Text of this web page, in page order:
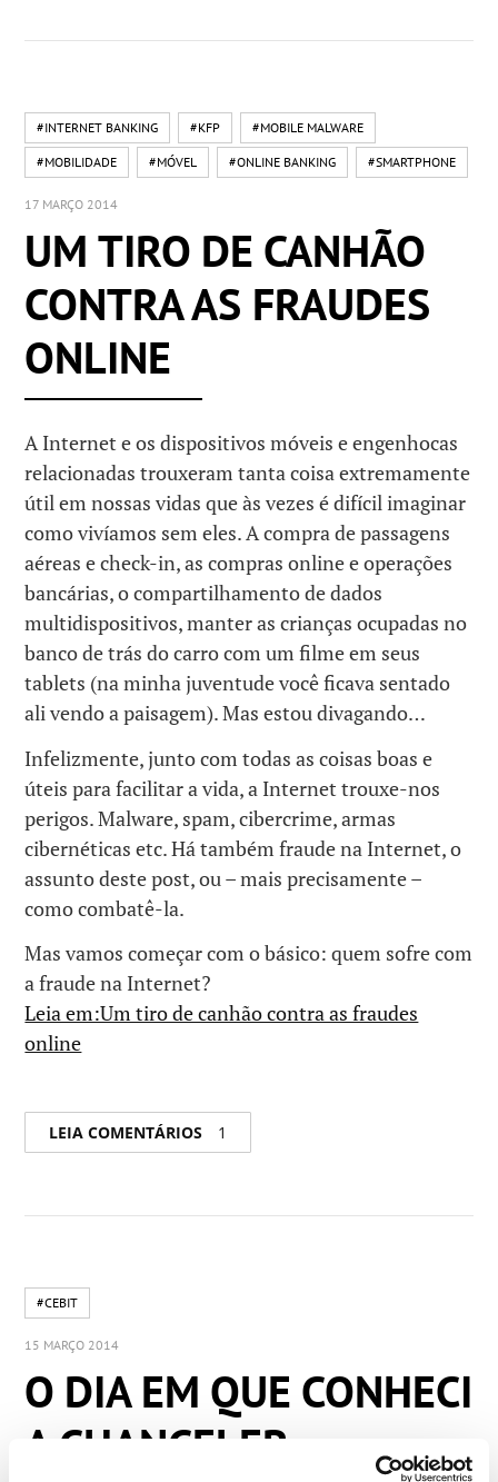
#INTERNET BANKING #KFP #MOBILE MALWARE
#MOBILIDADE #MÓVEL #ONLINE BANKING #SMARTPHONE
17 MARÇO 2014
UM TIRO DE CANHÃO
CONTRA AS FRAUDES
ONLINE
A Internet e os dispositivos móveis e engenhocas
relacionadas trouxeram tanta coisa extremamente
útil em nossas vidas que às vezes é difícil imaginar
como vivíamos sem eles. A compra de passagens
aéreas e check-in, as compras online e operações
bancárias, o compartilhamento de dados
multidispositivos, manter as crianças ocupadas no
banco de trás do carro com um filme em seus
tablets (na minha juventude você ficava sentado
ali vendo a paisagem). Mas estou divagando…
Infelizmente, junto com todas as coisas boas e
úteis para facilitar a vida, a Internet trouxe-nos
perigos. Malware, spam, cibercrime, armas
cibernéticas etc. Há também fraude na Internet, o
assunto deste post, ou – mais precisamente –
como combatê-la.
Mas vamos começar com o básico: quem sofre com
a fraude na Internet?
Leia em:Um tiro de canhão contra as fraudes
online
LEIA COMENTÁRIOS 1
#CEBIT
15 MARÇO 2014
O DIA EM QUE CONHECI
A CHANCELER